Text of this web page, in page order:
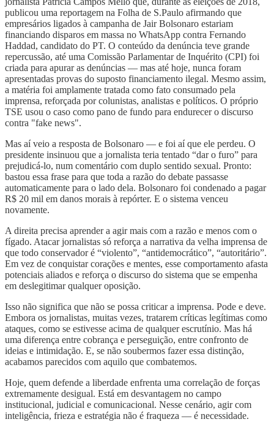
publicou uma reportagem na Folha de S.Paulo afirmando que
empresários ligados à campanha de Jair Bolsonaro estariam
financiando disparos em massa no WhatsApp contra Fernando
Haddad, candidato do PT. O conteúdo da denúncia teve grande
repercussão, até uma Comissão Parlamentar de Inquérito (CPI) foi
criada para apurar as denúncias — mas até hoje, nunca foram
apresentadas provas do suposto financiamento ilegal. Mesmo assim,
a matéria foi amplamente tratada como fato consumado pela
imprensa, reforçada por colunistas, analistas e políticos. O próprio
TSE usou o caso como pano de fundo para endurecer o discurso
contra "fake news".
Mas aí veio a resposta de Bolsonaro — e foi aí que ele perdeu. O
presidente insinuou que a jornalista teria tentado “dar o furo” para
prejudicá-lo, num comentário com duplo sentido sexual. Pronto:
bastou essa frase para que toda a razão do debate passasse
automaticamente para o lado dela. Bolsonaro foi condenado a pagar
R$ 20 mil em danos morais à repórter. E o sistema venceu
novamente.
A direita precisa aprender a agir mais com a razão e menos com o
fígado. Atacar jornalistas só reforça a narrativa da velha imprensa de
que todo conservador é “violento”, “antidemocrático”, “autoritário”.
Em vez de conquistar corações e mentes, esse comportamento afasta
potenciais aliados e reforça o discurso do sistema que se empenha
em deslegitimar qualquer oposição.
Isso não significa que não se possa criticar a imprensa. Pode e deve.
Embora os jornalistas, muitas vezes, tratarem críticas legítimas como
ataques, como se estivesse acima de qualquer escrutínio. Mas há
uma diferença entre cobrança e perseguição, entre confronto de
ideias e intimidação. E, se não soubermos fazer essa distinção,
acabamos parecidos com aquilo que combatemos.
Hoje, quem defende a liberdade enfrenta uma correlação de forças
extremamente desigual. Está em desvantagem no campo
institucional, judicial e comunicacional. Nesse cenário, agir com
inteligência, frieza e estratégia não é fraqueza — é necessidade.